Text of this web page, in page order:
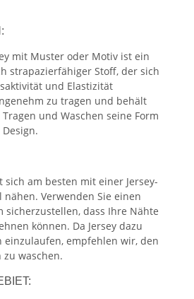
mit Muster oder Motiv ist ein
strapazierfähiger Stoff, der sich
und Elastizität
zu tragen und behält
und Waschen seine Form
sich am besten mit einer Jersey-
Verwenden Sie einen
sicherzustellen, dass Ihre Nähte
können. Da Jersey dazu
einzulaufen, empfehlen wir, den
waschen.